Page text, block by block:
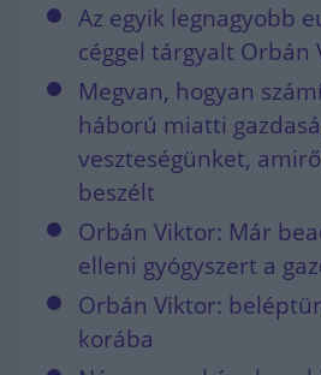
Az egyik legnagyobb
céggel tárgyalt Orbán
Megvan, hogyan
háború miatti
veszteségünket,
beszélt
Orbán Viktor: Már
elleni gyógyszert a
Orbán Viktor:
korába